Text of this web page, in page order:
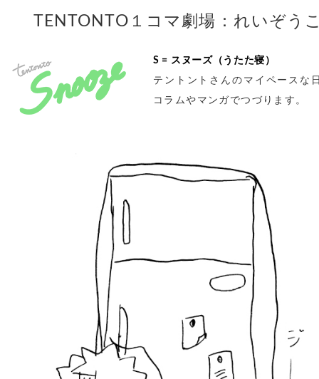
TENTONTO１コマ劇場：れいぞう
S = スヌーズ（うたた寝）
テントントさんのマイペースな
コラムやマンガでつづります。